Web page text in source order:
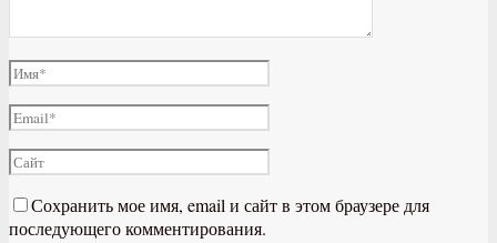
Сохранить мое имя, email и сайт в этом браузере для
последующего комментирования.